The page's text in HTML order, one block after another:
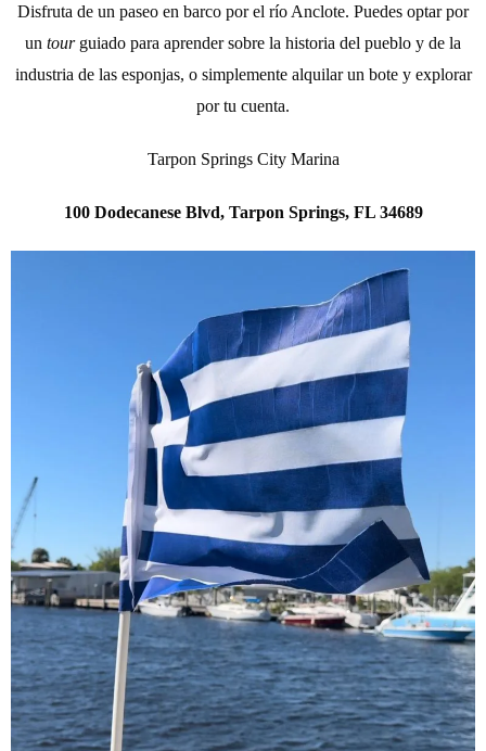
Disfruta de un paseo en barco por el río Anclote. Puedes optar por
un tourguiado para aprender sobre la historia del pueblo y de la
industria de las esponjas, o simplemente alquilar un bote y explorar
por tu cuenta.
Tarpon Springs City Marina
100 Dodecanese Blvd, Tarpon Springs, FL 34689